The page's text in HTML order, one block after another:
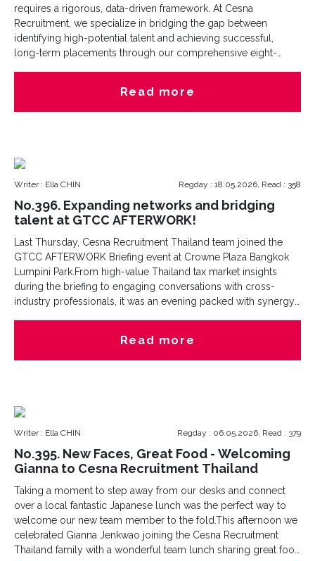
requires a rigorous, data-driven framework. At Cesna
Recruitment, we specialize in bridging the gap between
identifying high-potential talent and achieving successful,
long-term placements through our comprehensive eight-
international reach to find top-tier global talent, followed by
deep-dive evaluations of leadership potential and cultural fit.
ensuring every candidate we present is thoroughly vetted and
ready to drive impact.Our partnership doesn’t end at the
signature. From expert contract negotiation to dedicated post-
hire follow-ups, we ensure your new leader is positioned for
sustained success.Swipe through to see our end-to-end
Read more
Writer : Ella CHIN Regday : 18.05.2026, Read : 358
No.396. Expanding networks and bridging
talent at GTCC AFTERWORK!
Last Thursday, Cesna Recruitment Thailand team joined the
GTCC AFTERWORK Briefing event at Crowne Plaza Bangkok
Lumpini Park.From high-value Thailand tax market insights
during the briefing to engaging conversations with cross-
industry professionals, it was an evening packed with synergy
talent as we are. Missed us there? Let’s connect here! Reach
out to learn more about how Cesna is shaping the future of
Read more
Writer : Ella CHIN Regday : 06.05.2026, Read : 379
No.395. New Faces, Great Food - Welcoming
Gianna to Cesna Recruitment Thailand
Taking a moment to step away from our desks and connect
over a local fantastic Japanese lunch was the perfect way to
welcome our new team member to the fold.This afternoon we
celebrated Gianna Jenkwao joining the Cesna Recruitment
Thailand family with a wonderful team lunch sharing great food